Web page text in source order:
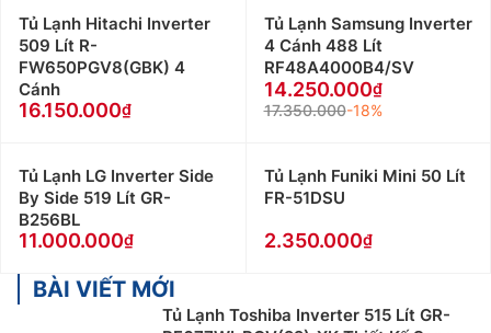
Phân loại sản phẩm Tủ Lạnh LG trên 550 lít
LG cũng được phân chia đầy đủ với dùngtủ lạnh LG
Side By Side , Tủ lạnh French Door, Tủ lạnh ngăn đá
dưới, hay phổ biến hơn cả là tủ lạnh ngăn đá trên. Bên
tâm.
Tủ lạnh LG 150 – 300 lít:
được thiết kế dạng 2 cánh phù hợp với gia đình có ít
thành viên từ 2 – 3 người hoặc nhu cầu bảo quản và
lưu trữ thực phẩm ít.
Tủ Lạnh Hitachi Inverter
509 Lít R-
FW650PGV8(GBK) 4
Cánh
16.150.000
Tủ Lạnh Samsung Inverter
4 Cánh 488 Lít
RF48A4000B4/SV
14.250.000
17.350.000-18%
Tủ Lạnh LG Inverter Side
By Side 519 Lít GR-
B256BL
11.000.000
Tủ Lạnh Funiki Mini 50 Lít
FR-51DSU
2.350.000
BÀI VIẾT MỚI
Tủ Lạnh Toshiba Inverter 515 Lít GR-